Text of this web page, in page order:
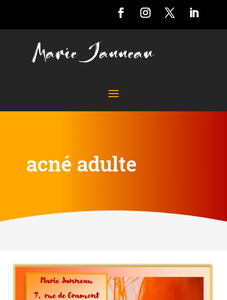
acné adulte